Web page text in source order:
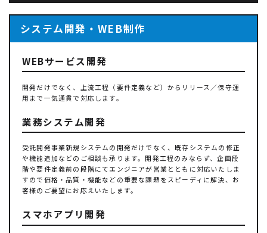
システム開発・WEB制作
WEBサービス開発
開発だけでなく、上流工程（要件定義など）からリリース／保守運
用まで一気通貫で対応します。
業務システム開発
受託開発事業新規システムの開発だけでなく、既存システムの修正
や機能追加などのご相談も承ります。開発工程のみならず、企画段
階や要件定義前の段階にてエンジニアが営業とともに対応いたしま
すので価格・品質・機能などの重要な課題をスピーディに解決、お
客様のご要望にお応えいたします。
スマホアプリ開発